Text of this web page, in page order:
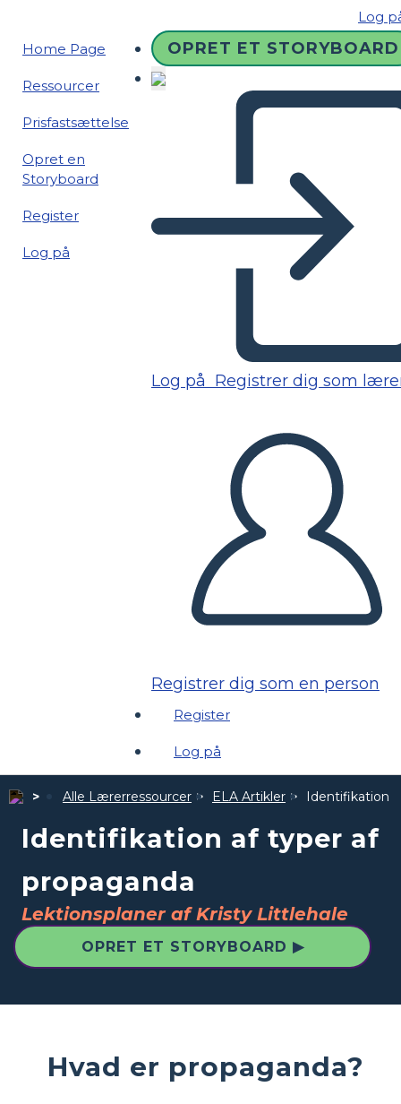
Log
Home Page
Ressourcer
Prisfastsættelse
Opret en
Storyboard
Register
Log på
OPRET ET STORYBOARD
Log på Registrer dig som
Registrer dig som en person
Register
Log på
Alle Lærerressourcer ELA Artikler Identifikation
Identifikation af typer af
propaganda
Lektionsplaner af Kristy Littlehale
OPRET ET STORYBOARD ▶
Hvad er propaganda?